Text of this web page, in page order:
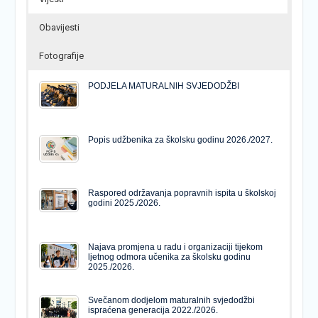
Obavijesti
Fotografije
PODJELA MATURALNIH SVJEDODŽBI
Popis udžbenika za školsku godinu 2026./2027.
Raspored održavanja popravnih ispita u školskoj
godini 2025./2026.
Najava promjena u radu i organizaciji tijekom
ljetnog odmora učenika za školsku godinu
2025./2026.
Svečanom dodjelom maturalnih svjedodžbi
ispraćena generacija 2022./2026.